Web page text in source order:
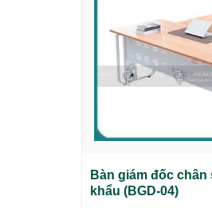
Bàn giám đốc chân
khẩu (BGD-04)